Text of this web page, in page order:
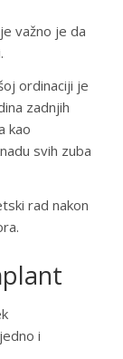
važno je da
ordinaciji je
zadnjih
kao
svih zuba
rad nakon
i